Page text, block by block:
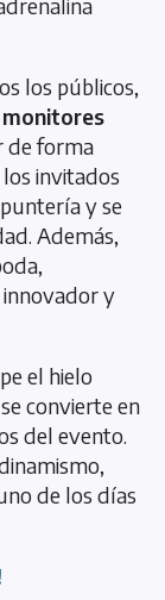
los públicos,
de forma
invitados
y se
Además,
y
el hielo
convierte en
del evento.
de los días